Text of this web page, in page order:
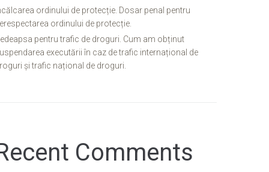
ordinului de protecție. Dosar penal pentru
ordinului de protecție.
pentru trafic de droguri. Cum am obținut
executării în caz de trafic internațional de
și trafic național de droguri.
Comments